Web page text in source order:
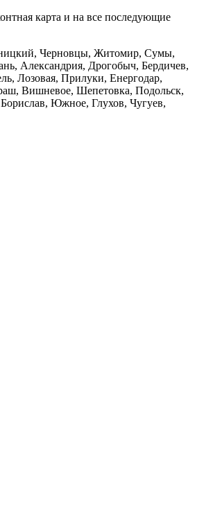
карта и на все последующие
Черновцы, Житомир, Сумы,
Александрия, Дрогобыч, Бердичев,
Лозовая, Прилуки, Енергодар,
Вишневое, Шепетовка, Подольск,
Южное, Глухов, Чугуев,